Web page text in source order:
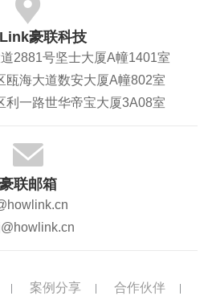
豪联科技
2881号坚士大厦A幢1401室
瓯海大道数安大厦A幢802室
利一路世华帝宝大厦3A08室
豪联邮箱
案例分享
合作伙伴